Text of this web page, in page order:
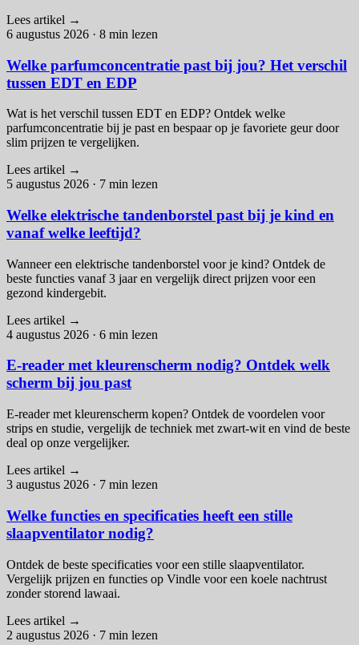
Lees artikel →
6 augustus 2026 · 8 min lezen
Welke parfumconcentratie past bij jou? Het verschil
tussen EDT en EDP
Wat is het verschil tussen EDT en EDP? Ontdek welke
parfumconcentratie bij je past en bespaar op je favoriete geur door
slim prijzen te vergelijken.
Lees artikel →
5 augustus 2026 · 7 min lezen
Welke elektrische tandenborstel past bij je kind en
vanaf welke leeftijd?
Wanneer een elektrische tandenborstel voor je kind? Ontdek de
beste functies vanaf 3 jaar en vergelijk direct prijzen voor een
gezond kindergebit.
Lees artikel →
4 augustus 2026 · 6 min lezen
E-reader met kleurenscherm nodig? Ontdek welk
scherm bij jou past
E-reader met kleurenscherm kopen? Ontdek de voordelen voor
strips en studie, vergelijk de techniek met zwart-wit en vind de beste
deal op onze vergelijker.
Lees artikel →
3 augustus 2026 · 7 min lezen
Welke functies en specificaties heeft een stille
slaapventilator nodig?
Ontdek de beste specificaties voor een stille slaapventilator.
Vergelijk prijzen en functies op Vindle voor een koele nachtrust
zonder storend lawaai.
Lees artikel →
2 augustus 2026 · 7 min lezen